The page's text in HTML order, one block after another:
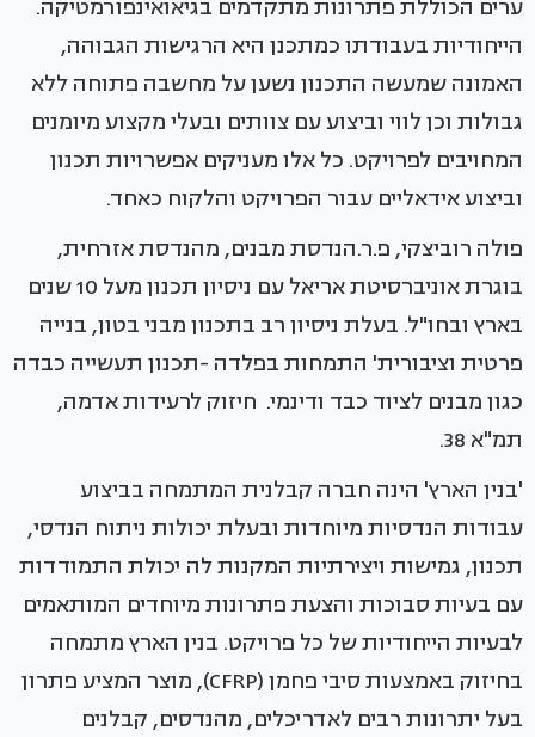
ערים הכוללת פתרונות מתקדמים בגיאואינפורמטיקה.
הייחודיות בעבודתו כמתכנן היא הרגישות הגבוהה,
האמונה שמעשה התכנון נשען על מחשבה פתוחה ללא
גבולות וכן לווי וביצוע עם צוותים ובעלי מקצוע מיומנים
המחויבים לפרויקט. כל אלו מעניקים אפשרויות תכנון
וביצוע אידאליים עבור הפרויקט והלקוח כאחד.
פולה רוביצקי, פ.ר.הנדסת מבנים, מהנדסת אזרחית,
בוגרת אוניברסיטת אריאל עם ניסיון תכנון מעל 10 שנים
בארץ ובחו"ל. בעלת ניסיון רב בתכנון מבני בטון, בנייה
פרטית וציבורית' התמחות בפלדה -תכנון תעשייה כבדה
כגון מבנים לציוד כבד ודינמי. חיזוק לרעידות אדמה,
תמ"א 38.
'בנין הארץ' הינה חברה קבלנית המתמחה בביצוע
עבודות הנדסיות מיוחדות ובעלת יכולות ניתוח הנדסי,
תכנון, גמישות ויצירתיות המקנות לה יכולת התמודדות
עם בעיות סבוכות והצעת פתרונות מיוחדים המותאמים
לבעיות הייחודיות של כל פרויקט. בנין הארץ מתמחה
בחיזוק באמצעות סיבי פחמן (CFRP), מוצר המציע פתרון
בעל יתרונות רבים לאדריכלים, מהנדסים, קבלנים